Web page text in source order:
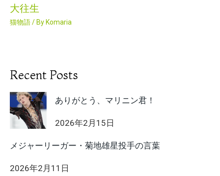
大往生
猫物語/ By Komaria
Recent Posts
ありがとう、マリニン君！
2026年2月15日
メジャーリーガー・菊地雄星投手の言葉
2026年2月11日